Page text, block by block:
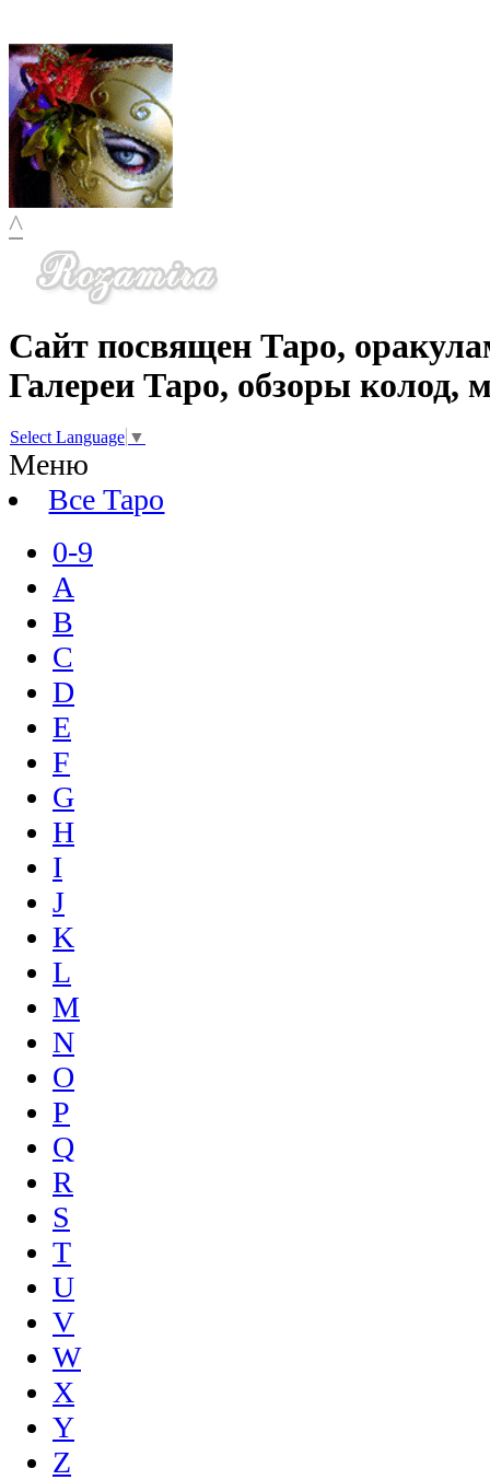
^
Сайт посвящен Таро,
Галереи Таро, обзоры колод,
Select Language ▼
Меню
Все Таро
0-9
A
B
C
D
E
F
G
H
I
J
K
L
M
N
O
P
Q
R
S
T
U
V
W
X
Y
Z